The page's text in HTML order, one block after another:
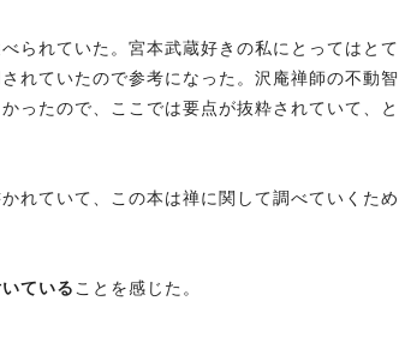
られていた。宮本武蔵好きの私にとってはとて
れていたので参考になった。沢庵禅師の不動智
ったので、ここでは要点が抜粋されていて、と
れていて、この本は禅に関して調べていくため
ている ことを感じた。